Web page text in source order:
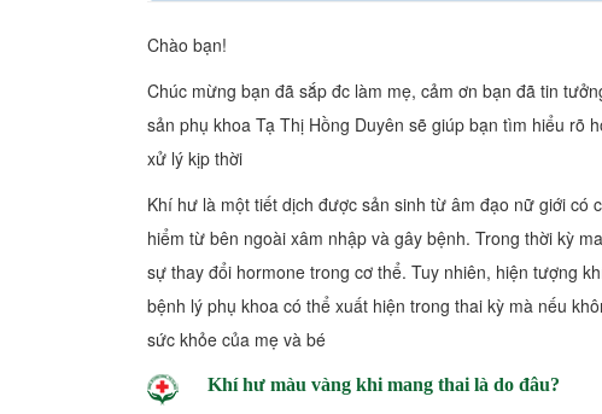
Chào bạn!
Chúc mừng bạn đã sắp đc làm mẹ, cảm ơn bạn đã tin
sản phụ khoa Tạ Thị Hồng Duyên sẽ giúp bạn tìm hiểu rõ
xử lý kịp thời
Khí hư là một tiết dịch được sản sinh từ âm đạo nữ giới
hiểm từ bên ngoài xâm nhập và gây bệnh. Trong thời kỳ
sự thay đổi hormone trong cơ thể. Tuy nhiên, hiện tượng
bệnh lý phụ khoa có thể xuất hiện trong thai kỳ mà nếu
sức khỏe của mẹ và bé
Khí hư màu vàng khi mang thai là do đâu?